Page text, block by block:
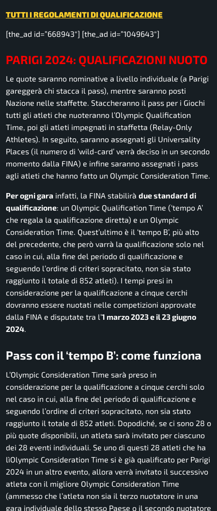
TUTTI I REGOLAMENTI DI QUALIFICAZIONE
[the_ad id=”668943″] [the_ad id=”1049643″]
PARIGI 2024: QUALIFICAZIONI NUOTO
Le quote saranno nominative a livello individuale (a Parigi
gareggerà chi stacca il pass), mentre saranno posti
Nazione nelle staffette. Staccheranno il pass per i Giochi
tutti gli atleti che nuoteranno l’Olympic Qualification
Time, poi gli atleti impegnati in staffetta (Relay-Only
Athletes). In seguito, saranno assegnati gli Universality
Places (il numero di ‘wild-card’ verrà deciso in un secondo
momento dalla FINA) e infine saranno assegnati i pass
agli atleti che hanno fatto un Olympic Consideration Time.
Per ogni gara infatti, la FINA stabilirà due standard di
qualificazione: un Olympic Qualification Time (‘tempo A’
che regala la qualificazione diretta) e un Olympic
Consideration Time. Quest’ultimo è il ‘tempo B’, più alto
del precedente, che però varrà la qualificazione solo nel
caso in cui, alla fine del periodo di qualificazione e
seguendo l’ordine di criteri sopracitato, non sia stato
raggiunto il totale di 852 atleti). I tempi presi in
considerazione per la qualificazione a cinque cerchi
dovranno essere nuotati nelle competizioni approvate
dalla FINA e disputate tra l’1 marzo 2023 e il 23 giugno
2024.
Pass con il ‘tempo B’: come funziona
L’Olympic Consideration Time sarà preso in
considerazione per la qualificazione a cinque cerchi solo
nel caso in cui, alla fine del periodo di qualificazione e
seguendo l’ordine di criteri sopracitato, non sia stato
raggiunto il totale di 852 atleti. Dopodiché, se ci sono 28 o
più quote disponibili, un atleta sarà invitato per ciascuno
dei 28 eventi individuali. Se uno di questi 28 atleti che ha
lìOlympic Consideration Time si è già qualificato per Parigi
2024 in un altro evento, allora verrà invitato il successivo
atleta con il migliore Olympic Consideration Time
(ammesso che l’atleta non sia il terzo nuotatore in una
gara individuale dello stesso Paese o il secondo nuotatore